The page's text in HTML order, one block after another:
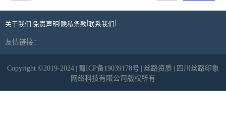
关于我们 免责声明 隐私条款 联系我们
友情链接：
Copyright ©2019-2024 蜀ICP备19039178号 丝路资质
四川丝路印象
网络科技有限公司版权所有